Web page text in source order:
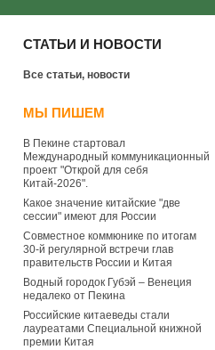
СТАТЬИ И НОВОСТИ
Все статьи, новости
МЫ ПИШЕМ
В Пекине стартовал
Международный коммуникационный
проект "Открой для себя
Китай-2026".
Какое значение китайские "две
сессии" имеют для России
Совместное коммюнике по итогам
30-й регулярной встречи глав
правительств России и Китая
Водный городок Губэй – Венеция
недалеко от Пекина
Российские китаеведы стали
лауреатами Специальной книжной
премии Китая